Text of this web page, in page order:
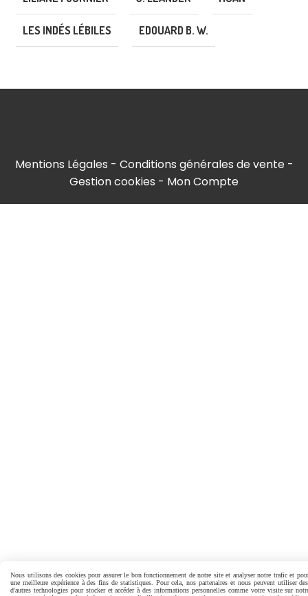
LES INDÉS LÉBILES EDOUARD B. W.
Mentions Légales
Conditions générales de vente
Gestion cookies
Mon Compte
Nous utilisons des cookies pour assurer le bon fonctionnement de notre site et analyser notre trafic et
une meilleure expérience à des fins de statistiques. Pour cela, nos partenaires et nous peuvent utiliser
d'autres technologies pour stocker et accéder à des informations personnelles comme votre visite sur